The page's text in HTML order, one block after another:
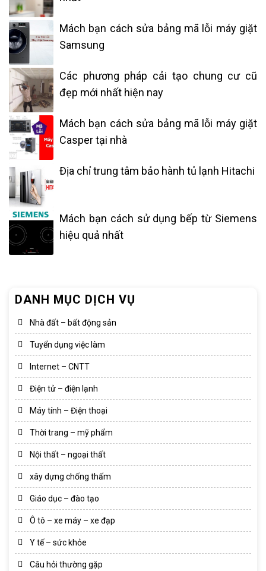
DANH MỤC DỊCH VỤ
Nhà đất – bất động sản
Tuyển dụng việc làm
Internet – CNTT
Điện tử – điện lạnh
Máy tính – Điện thoại
Thời trang – mỹ phẩm
Nội thất – ngoại thất
xây dựng chống thấm
Giáo dục – đào tạo
Ô tô – xe máy – xe đạp
Y tế – sức khỏe
Câu hỏi thường gặp
Mách bạn cách sửa bảng mã lỗi máy giặt
Samsung
Các phương pháp cải tạo chung cư cũ
đẹp mới nhất hiện nay
Mách bạn cách sửa bảng mã lỗi máy giặt
Casper tại nhà
Địa chỉ trung tâm bảo hành tủ lạnh Hitachi
Mách bạn cách sử dụng bếp từ Siemens
hiệu quả nhất